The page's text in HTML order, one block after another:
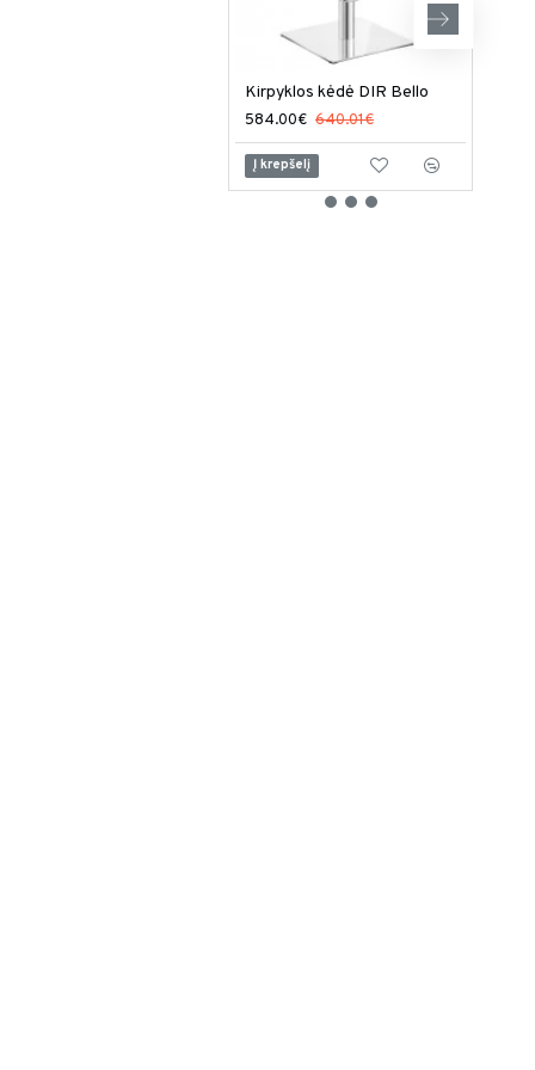
Kirpyklos kėdė DIR Bello
584.00€ 640.01€
Į krepšelį